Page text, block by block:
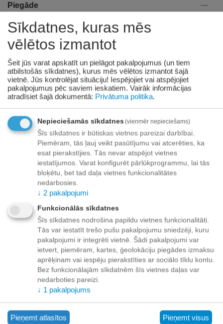
Piegāde
Preču izsniegšanas punktos -
bezmaksas!
Līdz dzīvokļa durvīm no 35.00 eur bezmaksas!
Līdz 34.99 EUR piegādes maksa:
Venipak kurjers - 3.90 EUR
Omniva pakomāts - 3.20 EUR
Apmaksa
Apraksts
Garšīga svaigas vistas gaļas pasta kaķēniem vecumā no 4
mēnešiem – Jūsu kaķim noteikti patiks!
Garšīga svaigas gaļas pasta un kvalitatīvs buljons ir
neatvairāms gardums radīts ikvienam kaķim; Pateicoties
lielajam buljona daudzumam, tas palīdz mīlulim uzņemt
nepieciešamo šķidruma daudzumu; Jūsu kaķa sirds, redze,
āda, kažoks un imunitāte saņems nepieciešamo no pievienotā
taurīna un A, D3, E un B grupas vitamīniem (B2, B3, B5); Pasta
ir piemērota kā gardums starp ēdienreizēm un kā uzkoda
ceļojumos; Iepakojums ar praktisku aizdari saglabā garšu un
svaigumu pat pēc atkārtotas atvēršanas; Veselīga un garšīga
uzkoda.
Sastāvs: vistas buljons 67,08 %, vistas gaļa 28,482 %, ciete 3
Sīkdatnes, kuras mēs
vēlētos izmantot
Šeit jūs varat apskatīt un pielāgot pakalpojumus (un tiem
atbilstošās sīkdatnes), kurus mēs vēlētos izmantot šajā
vietnē. Jūs kontrolējat situāciju! Iespējojiet vai atspējojiet
pakalpojumus pēc saviem ieskatiem. Vairāk informācijas
atradīsiet šajā dokumentā: Privātuma politika.
Nepieciešamās sīkdatnes (vienmēr nepieciešams)
Šīs sīkdatnes ir būtiskas vietnes pareizai darbībai.
Piemēram, tās ļauj veikt pasūtījumu vai atcerēties, ka
esat pierakstījies. Tās nevar atspējot vietnes
iestatījumos. Varat konfigurēt pārlūkprogrammu, lai tās
bloķētu, bet tad daļa vietnes funkcionalitātes
nedarbosies.
↓ 2 pakalpojumi
Funkcionālās sīkdatnes
Šīs sīkdatnes nodrošina papildu vietnes funkcionalitāti.
Tās var iestatīt trešo pušu pakalpojumu sniedzēji, kuru
pakalpojumi ir integrēti vietnē. Šādi pakalpojumi var
ietvert, piemēram, kartes, ģeolokāciju piegādes izmaksu
aprēķinam vai iespēju pierakstīties ar sociālo tīklu kontu.
Bez funkcionālajām sīkdatnēm šīs vietnes daļas var
nedarboties pareizi.
↓ 1 pakalpojums
Pieņemt atlasītos Pieņemt visus